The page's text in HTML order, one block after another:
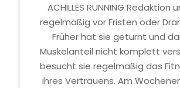
ACHILLES RUNNING Redaktion
regelmäßig vor Fristen oder
Früher hat sie geturnt und
Muskelanteil nicht komplett
besucht sie regelmäßig das
ihres Vertrauens. Am